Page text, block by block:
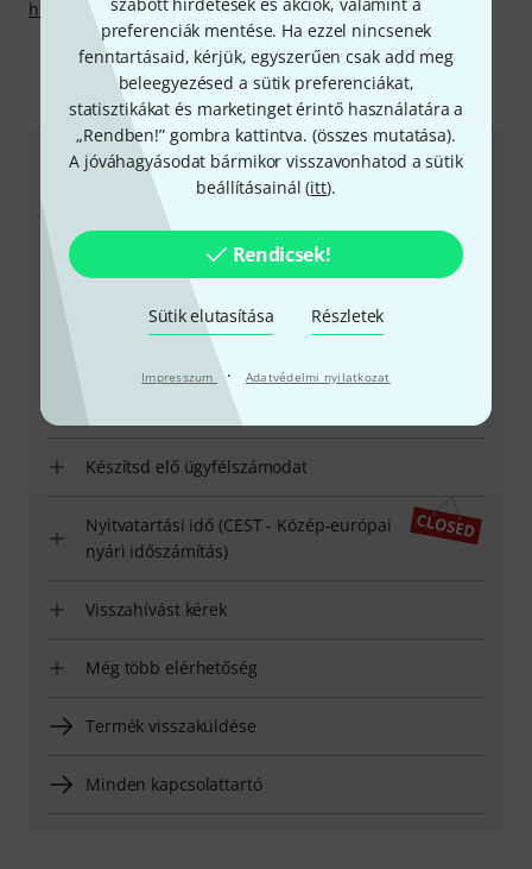
preferenciák mentése. Ha ezzel nincsenek
fenntartásaid, kérjük, egyszerűen csak add meg
beleegyezésed a sütik preferenciákat,
statisztikákat és marketinget érintő használatára a
„Rendben!” gombra kattintva. (összes mutatása).
A jóváhagyásodat bármikor visszavonhatod a sütik
beállításainál (itt).
Rendicsek!
Sütik elutasítása Részletek
Impresszum · Adatvédelmi nyilatkozat
http://www.flightmusic.com
Így érhetsz el minket
Ügyfélszolgálat - Magyarország
+49-9546-9223-531
Ügyfélszolgálatunk minden kérdés és észrevétel esetén
örömmel áll rendelkezésedre
Készítsd elő ügyfélszámodat
Nyitvatartási idő (CEST - Közép-európai
nyári időszámítás)
Visszahívást kérek
Még több elérhetőség
Termék visszaküldése
Minden kapcsolattartó